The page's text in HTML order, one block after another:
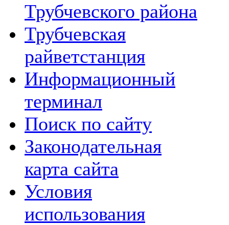
Трубчевского района
Трубчевская
райветстанция
Информационный
терминал
Поиск по сайту
Законодательная
карта сайта
Условия
использования